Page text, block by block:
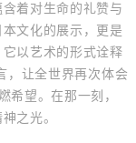
着对生命的礼赞与
文化的展示，更是
以艺术的形式诠释
，让全世界再次体会
望。在那一刻，
之光。